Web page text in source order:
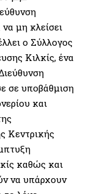
μη κλείσει
ο Σύλλογος
Κιλκίς, ένα
σε υποβάθμιση
και
Κεντρικής
καθώς και
να υπάρχουν